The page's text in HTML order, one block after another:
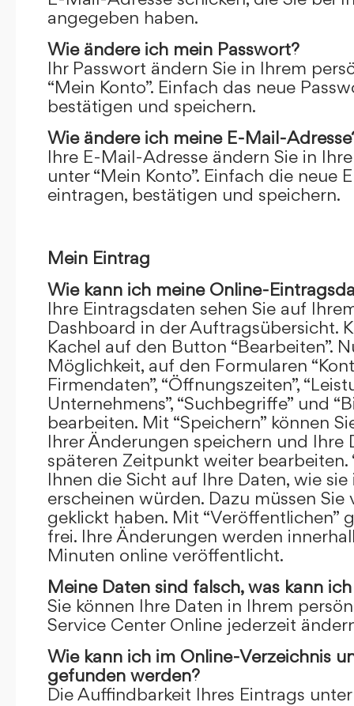
angegeben haben.
Wie ändere ich mein Passwort?
Ihr Passwort ändern Sie in Ihrem
“Mein Konto”. Einfach das neue
bestätigen und speichern.
Wie ändere ich meine E-Mail-
Ihre E-Mail-Adresse ändern Sie in
unter “Mein Konto”. Einfach die neue
eintragen, bestätigen und speichern.
Mein Eintrag
Wie kann ich meine Online-
Ihre Eintragsdaten sehen Sie auf
Dashboard in der Auftragsübersicht.
Kachel auf den Button “Bearbeiten”.
Möglichkeit, auf den Formularen
Firmendaten”, “Öffnungszeiten”,
Unternehmens”, “Suchbegriffe” und
bearbeiten. Mit “Speichern” können
Ihrer Änderungen speichern und Ihre
späteren Zeitpunkt weiter bearbeiten.
Ihnen die Sicht auf Ihre Daten, wie
erscheinen würden. Dazu müssen Sie
geklickt haben. Mit “Veröffentlichen”
frei. Ihre Änderungen werden
Minuten online veröffentlicht.
Meine Daten sind falsch, was kann
Sie können Ihre Daten in Ihrem
Service Center Online jederzeit
Wie kann ich im Online-Verzeichnis
gefunden werden?
Die Auffindbarkeit Ihres Eintrags